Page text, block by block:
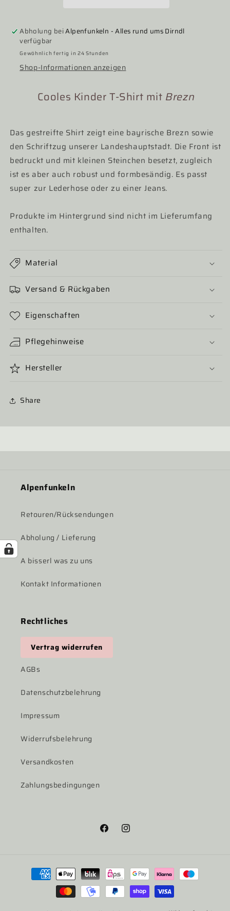
Abholung beiAlpenfunkeln - Alles rund ums Dirndl
verfügbar
Gewöhnlich fertig in 24 Stunden
Shop-Informationen anzeigen
Cooles Kinder T-Shirt mit Brezn
Das gestreifte Shirt zeigt eine bayrische Brezn sowie
den Schriftzug unserer Landeshauptstadt. Die Front ist
bedruckt und mit kleinen Steinchen besetzt, zugleich
ist es aber auch robust und formbesändig. Es passt
super zur Lederhose oder zu einer Jeans.
Produkte im Hintergrund sind nicht im Lieferumfang
enthalten.
Material
Versand & Rückgaben
Eigenschaften
Pflegehinweise
Hersteller
Share
Alpenfunkeln
Retouren/Rücksendungen
Abholung / Lieferung
A bisserl was zu uns
Kontakt Informationen
Rechtliches
Vertrag widerrufen
AGBs
Datenschutzbelehrung
Impressum
Widerrufsbelehrung
Versandkosten
Zahlungsbedingungen
FacebookInstagram
Zahlungsmethoden